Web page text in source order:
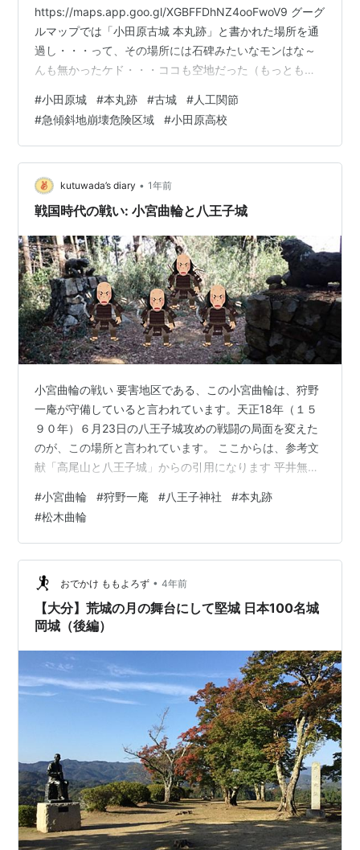
https://maps.app.goo.gl/XGBFFDhNZ4ooFwoV9 グーグ
ルマップでは「小田原古城 本丸跡」と書かれた場所を通
過し・・・って、その場所には石碑みたいなモンはな～
んも無かったケド・・・ココも空地だった（もっともグ
が、ココにナニか建てようとすると発掘が絡むのだろう
か？それが面倒だからナカナカ新しい建物は立たない？
とか。ソモソモ距離的には駅から遠くはないけれど、標
高50メートルを超える所まで上らねばならんというの
は・・・クルマやバイク利用でないと厳しいよなぁ。 徒
歩で買い物していれば…
#小田原城 #本丸跡 #古城 #人工関節
#急傾斜地崩壊危険区域 #小田原高校
kutuwada’s diary • 1年前
戦国時代の戦い: 小宮曲輪と八王子城
小宮曲輪の戦い 要害地区である、この小宮曲輪は、狩野
一庵が守備していると言われています。天正18年（１５
９０年）６月23日の八王子城攻めの戦闘の局面を変えた
のが、この場所と言われています。 ここからは、参考文
献「高尾山と八王子城」からの引用になります 平井無辺
め登ってきた上杉景勝軍の藤田信吉勢による小宮曲輪の
奇襲により、気づいた狩野一庵がとって返すと、藤田勢
につづいた甘粕清長勢が一庵陣屋に火を放ち、燃え上が
る炎に勢いづいた攻城勢は先陣を競って山頂曲輪に攻め
登り、ここを最後に落城した。 東屋の裏手にある、小宮
曲輪の標識に従って進みます。道はやや急…
#小宮曲輪 #狩野一庵 #八王子神社 #本丸跡
#松木曲輪
おでかけ ももよろず • 4年前
【大分】荒城の月の舞台にして堅城 日本100名城
岡城（後編）